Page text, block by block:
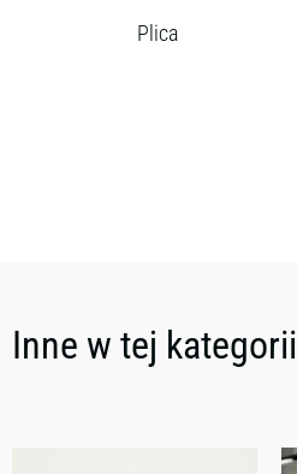
Plica
Inne w tej kategorii